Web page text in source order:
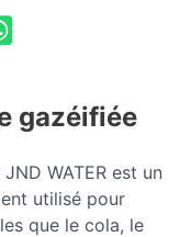
gazéifiée
WATER est un
utilisé pour
que le cola, le